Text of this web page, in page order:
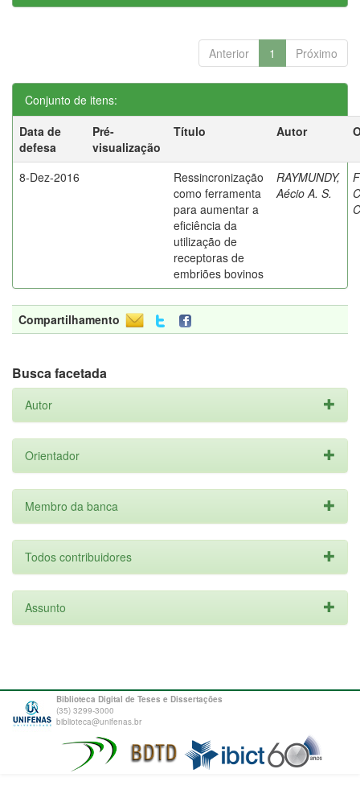
Anterior 1 Próximo
Conjunto de itens:
Data de
defesa
Pré-
visualização
Título Autor
8-Dez-2016
Ressincronização
como ferramenta
para aumentar a
eficiência da
utilização de
receptoras de
embriões bovinos
RAYMUNDY,
Aécio A. S.
Compartilhamento
Busca facetada
Autor
Orientador
Membro da banca
Todos contribuidores
Assunto
Biblioteca Digital de Teses e Dissertações
(35) 3299-3000
biblioteca@unifenas.br